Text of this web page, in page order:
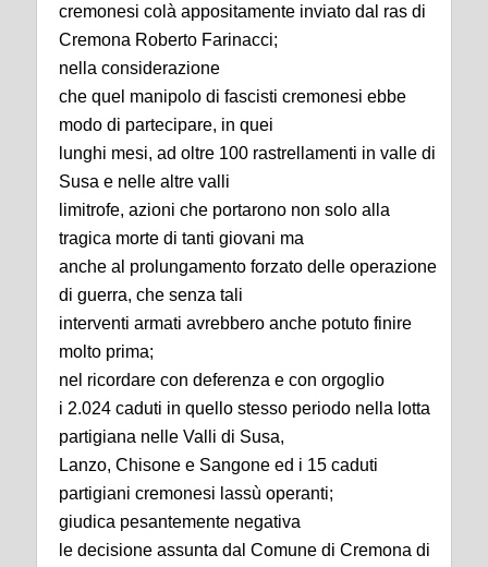
cremonesi colà appositamente inviato dal ras di
Cremona Roberto Farinacci;
nella considerazione
che quel manipolo di fascisti cremonesi ebbe
modo di partecipare, in quei
lunghi mesi, ad oltre 100 rastrellamenti in valle di
Susa e nelle altre valli
limitrofe, azioni che portarono non solo alla
tragica morte di tanti giovani ma
anche al prolungamento forzato delle operazione
di guerra, che senza tali
interventi armati avrebbero anche potuto finire
molto prima;
nel ricordare con deferenza e con orgoglio
i 2.024 caduti in quello stesso periodo nella lotta
partigiana nelle Valli di Susa,
Lanzo, Chisone e Sangone ed i 15 caduti
partigiani cremonesi lassù operanti;
giudica pesantemente negativa
le decisione assunta dal Comune di Cremona di